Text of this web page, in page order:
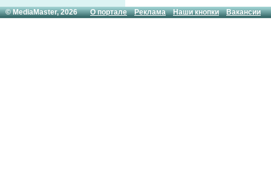
© MediaMaster, 2026О портале Реклама Наши кнопки Вакансии